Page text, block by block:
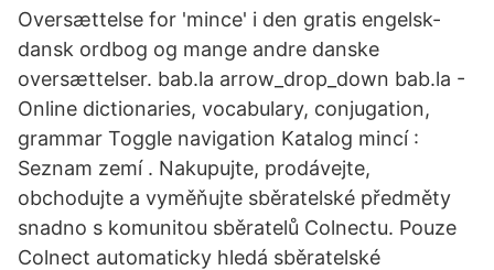
Oversættelse for 'mince' i den gratis engelsk-
dansk ordbog og mange andre danske
oversættelser. bab.la arrow_drop_down bab.la -
Online dictionaries, vocabulary, conjugation,
grammar Toggle navigation Katalog mincí :
Seznam zemí . Nakupujte, prodávejte,
obchodujte a vyměňujte sběratelské předměty
snadno s komunitou sběratelů Colnectu. Pouze
Colnect automaticky hledá sběratelské